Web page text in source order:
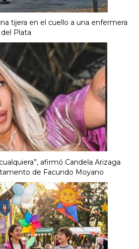
tijera en el cuello a una enfermera
Plata
afirmó Candela Arizaga
de Facundo Moyano